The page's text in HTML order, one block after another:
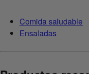
Comida saludable
Ensaladas